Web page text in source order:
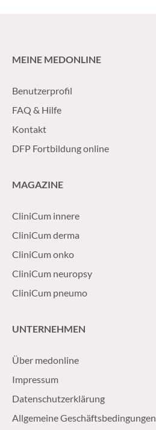
MEINE MEDONLINE
Benutzerprofil
FAQ & Hilfe
Kontakt
DFP Fortbildung online
MAGAZINE
CliniCum innere
CliniCum derma
CliniCum onko
CliniCum neuropsy
CliniCum pneumo
UNTERNEHMEN
Über medonline
Impressum
Datenschutzerklärung
Allgemeine Geschäftsbedingungen